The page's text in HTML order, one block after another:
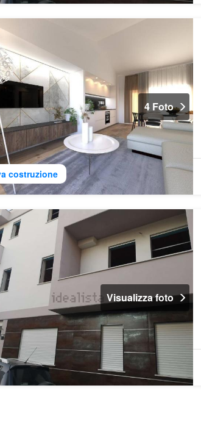
costruzione
4 Foto
Visualizza foto